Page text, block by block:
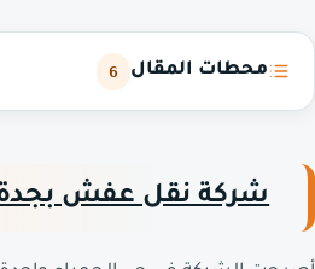
محطات المقال 6
شركة نقل عفش بجدة